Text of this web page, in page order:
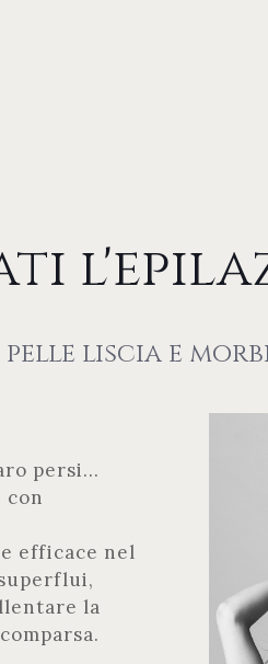
pelle liscia e
persi...
efficace nel
la